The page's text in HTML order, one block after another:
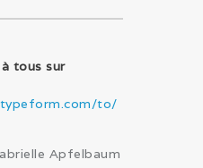
tous sur
to/
Apfelbaum